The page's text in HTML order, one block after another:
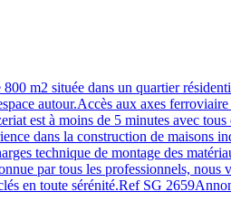
m2 située dans un quartier
autour.Accès aux axes
est à moins de 5 minutes avec
dans la construction de maisons
technique de montage des
par tous les professionnels, nous
en toute sérénité.Ref SG